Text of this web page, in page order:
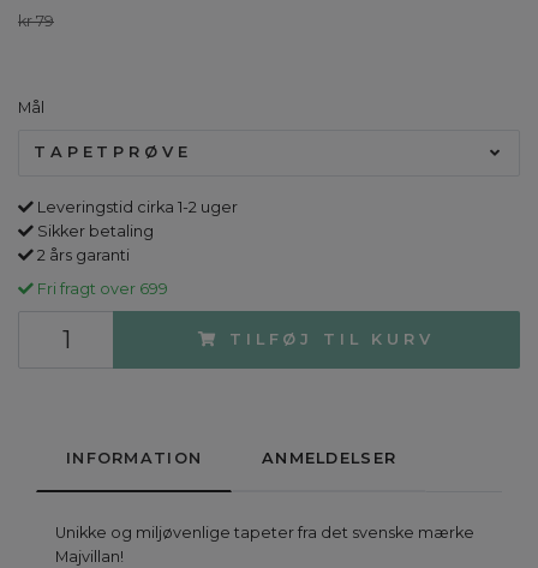
kr 79
Mål
TAPETPRØVE
Leveringstid cirka 1-2 uger
Sikker betaling
2 års garanti
Fri fragt over 699
TILFØJ TIL KURV
INFORMATION ANMELDELSER
Unikke og miljøvenlige tapeter fra det svenske mærke
Majvillan!